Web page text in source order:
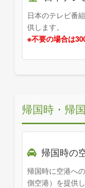
日本のテレビ番
供します。
※不要の場合は
帰国時・帰
帰国時の
帰国時に空港へ
側空港）を提供し